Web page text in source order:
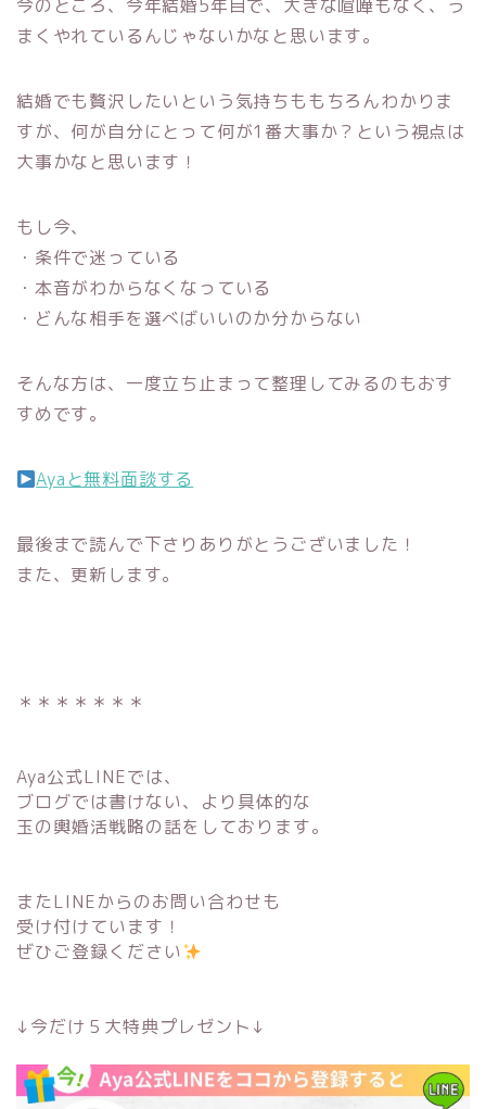
今のところ、今年結婚5年目で、大きな喧嘩もなく、う
まくやれているんじゃないかなと思います。
結婚でも贅沢したいという気持ちももちろんわかりま
すが、何が自分にとって何が1番大事か？という視点は
大事かなと思います！
もし今、
・条件で迷っている
・本音がわからなくなっている
・どんな相手を選べばいいのか分からない
そんな方は、一度立ち止まって整理してみるのもおす
すめです。
Ayaと無料面談する
最後まで読んで下さりありがとうございました！
また、更新します。
＊＊＊＊＊＊＊
Aya公式LINEでは、
ブログでは書けない、より具体的な
玉の輿婚活戦略の話をしております。
またLINEからのお問い合わせも
受け付けています！
ぜひご登録ください
↓今だけ５大特典プレゼント↓